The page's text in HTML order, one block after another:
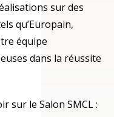
sur des
qu’Europain,
équipe
dans la réussite
sur le Salon SMCL :